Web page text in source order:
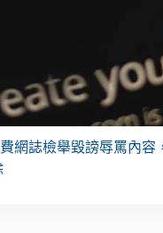
費網誌檢舉毀謗辱罵內容